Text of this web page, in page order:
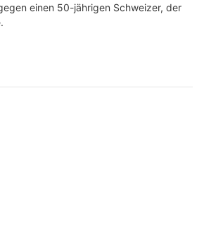
einen 50-jährigen Schweizer, der